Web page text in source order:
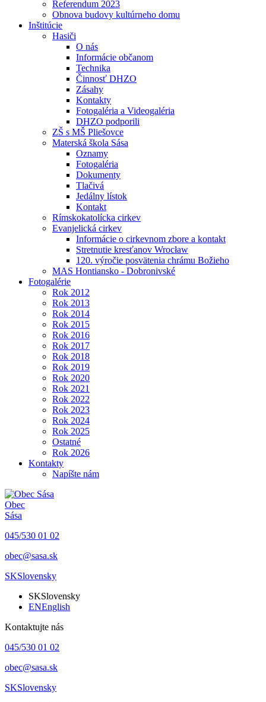
Referendum 2023
Obnova budovy kultúrneho domu
Inštitúcie
Hasiči
O nás
Informácie občanom
Technika
Činnosť DHZO
Zásahy
Kontakty
Fotogaléria a Videogaléria
DHZO podporili
ZŠ s MŠ Pliešovce
Materská škola Sása
Oznamy
Fotogaléria
Dokumenty
Tlačivá
Jedálny lístok
Kontakt
Rímskokatolícka cirkev
Evanjelická cirkev
Informácie o cirkevnom zbore a kontakt
Stretnutie kresťanov Wrocław
120. výročie posvätenia chrámu Božieho
MAS Hontiansko - Dobronivské
Fotogalérie
Rok 2012
Rok 2013
Rok 2014
Rok 2015
Rok 2016
Rok 2017
Rok 2018
Rok 2019
Rok 2020
Rok 2021
Rok 2022
Rok 2023
Rok 2024
Rok 2025
Ostatné
Rok 2026
Kontakty
Napíšte nám
Obec
Sása
045/530 01 02
obec@sasa.sk
SKSlovensky
SKSlovensky
ENEnglish
Kontaktujte nás
045/530 01 02
obec@sasa.sk
SKSlovensky